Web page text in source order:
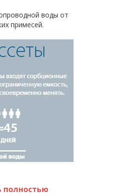
воды от
примесей.
информация не является
полностью